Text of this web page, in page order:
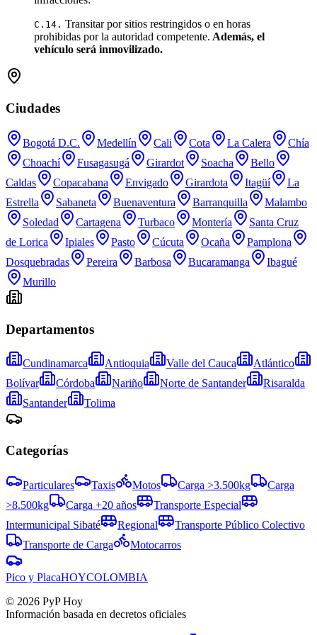
C.14. Transitar por sitios restringidos o en horas
prohibidas por la autoridad competente. Además, el
vehículo será inmovilizado.
Ciudades
Bogotá D.C. Medellín Cali Cota La Calera
Chía
Choachí
Fusagasugá Girardot Soacha
Bello
Caldas
Copacabana Envigado Girardota Itagüí
La
Estrella
Sabaneta Buenaventura Barranquilla
Malambo
Soledad
Cartagena Turbaco Montería
Santa Cruz
de Lorica
Ipiales Pasto Cúcuta Ocaña
Pamplona
Dosquebradas
Pereira Barbosa Bucaramanga
Ibagué
Murillo
Departamentos
Cundinamarca Antioquia Valle del Cauca
Atlántico
Bolívar
Córdoba Nariño Norte de Santander
Risaralda
Santander
Tolima
Categorías
Particulares Taxis Motos Carga >3.500kg
Carga
>8.500kg
Carga +20 años
Transporte Especial
Intermunicipal Sibaté
Regional
Transporte Público Colectivo
Transporte de Carga
Motocarros
Pico y PlacaHOYCOLOMBIA
© 2026 PyP Hoy
Información basada en decretos oficiales